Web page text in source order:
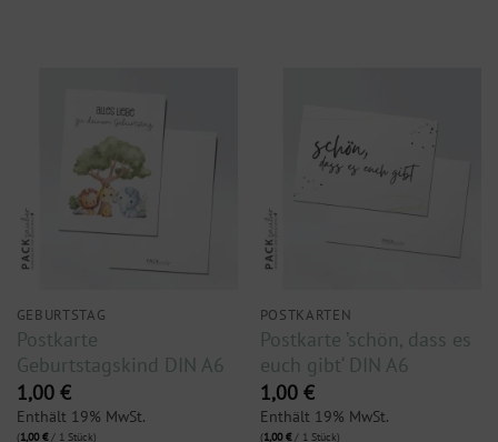
GEBURTSTAG
Postkarte
Geburtstagskind DIN A6
1,00 €
Enthält 19% MwSt.
(1,00€/ 1 Stück)
POSTKARTEN
Postkarte ’schön, dass es
euch gibt‘ DIN A6
1,00 €
Enthält 19% MwSt.
(1,00€/ 1 Stück)